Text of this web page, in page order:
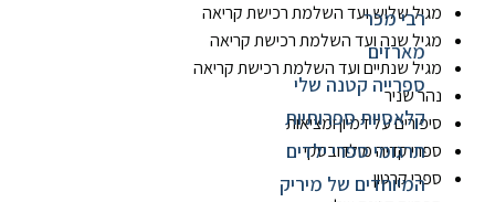
מגיל שלוש ועד השלמת רכישת קריאה
מגיל שנה ועד השלמת רכישת קריאה
מגיל שנתיים ועד השלמת רכישת קריאה
נהר שניר
סיפורים על דמיון ומציאות
ספרי קדיה מולדובסקי
ספרי קרטון
רבי מכר
מארזים
ספרייה קטנה שלי
קלאסיות ספרותיות
תרגומי ספרי ילדים
המיוחדים של מיריק